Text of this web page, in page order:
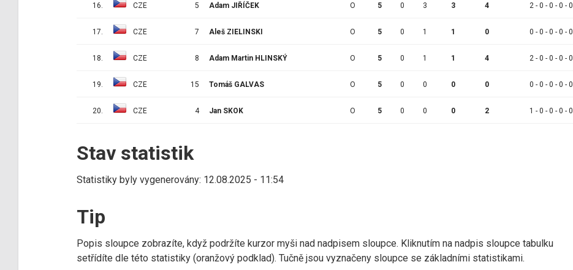
16. CZE 5 Adam JIŘÍČEK O 5 0 3 3 4 2 - 0 - 0 - 0 - 0
17. CZE 7 Aleš ZIELINSKI O 5 0 1 1 0 0 - 0 - 0 - 0 - 0
18. CZE 8 Adam Martin HLINSKÝ O 5 0 1 1 4 2 - 0 - 0 - 0 - 0
19. CZE 15 Tomáš GALVAS O 5 0 0 0 0 0 - 0 - 0 - 0 - 0
20. CZE 4 Jan SKOK O 5 0 0 0 2 1 - 0 - 0 - 0 - 0
Stav statistik
Statistiky byly vygenerovány: 12.08.2025 - 11:54
Tip
Popis sloupce zobrazíte, když podržíte kurzor myši nad nadpisem sloupce. Kliknutím na nadpis sloupce tabulku
setřídíte dle této statistiky (oranžový podklad). Tučně jsou vyznačeny sloupce se základními statistikami.